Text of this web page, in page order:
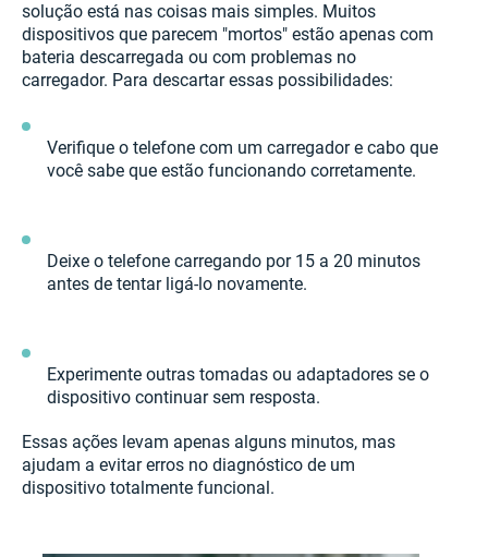
solução está nas coisas mais simples. Muitos
dispositivos que parecem "mortos" estão apenas com
bateria descarregada ou com problemas no
carregador. Para descartar essas possibilidades:
Verifique o telefone com um carregador e cabo que
você sabe que estão funcionando corretamente.
Deixe o telefone carregando por 15 a 20 minutos
antes de tentar ligá-lo novamente.
Experimente outras tomadas ou adaptadores se o
dispositivo continuar sem resposta.
Essas ações levam apenas alguns minutos, mas
ajudam a evitar erros no diagnóstico de um
dispositivo totalmente funcional.